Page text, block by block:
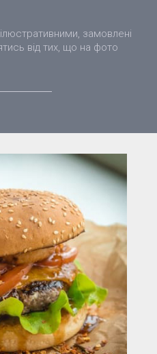
замовлені
від тих, що на фото